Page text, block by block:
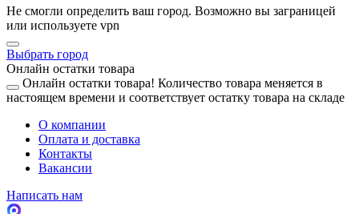
Не смогли определить ваш город. Возможно вы заграницей
или используете vpn
Выбрать город
Онлайн остатки товара
Онлайн остатки товара! Количество товара меняется в
настоящем времени и соответствует остатку товара на складе
О компании
Оплата и доставка
Контакты
Вакансии
Написать нам